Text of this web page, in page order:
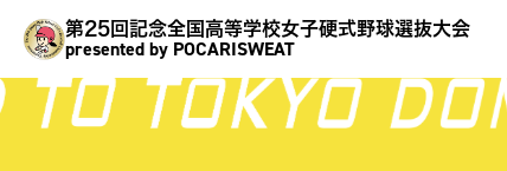
第25回記念全国高等学校女子硬式野球選抜大会
presented by POCARISWEAT